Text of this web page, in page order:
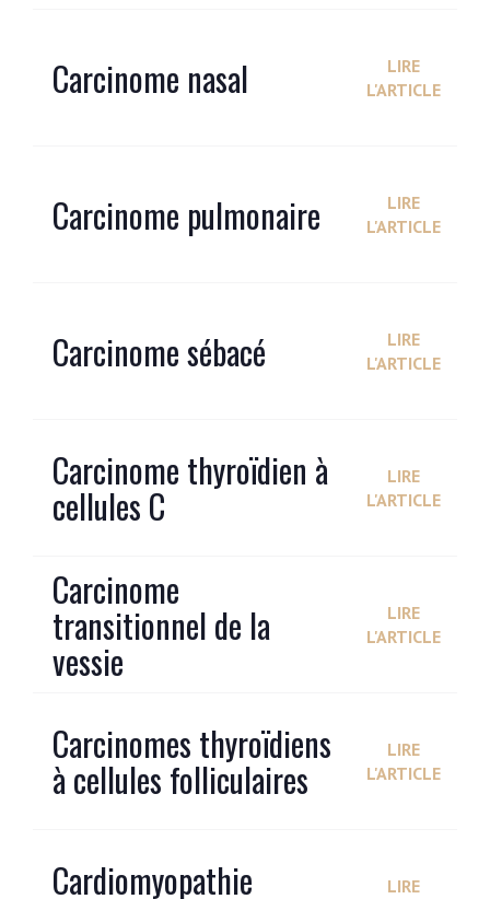
Carcinome nasal
LIRE
L'ARTICLE
Carcinome pulmonaire
LIRE
L'ARTICLE
Carcinome sébacé
LIRE
L'ARTICLE
Carcinome thyroïdien à
cellules C
LIRE
L'ARTICLE
Carcinome
transitionnel de la
vessie
LIRE
L'ARTICLE
Carcinomes thyroïdiens
à cellules folliculaires
LIRE
L'ARTICLE
Cardiomyopathie
LIRE